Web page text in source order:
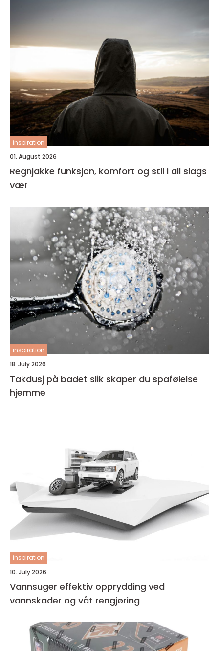
inspiration
01. August 2026
Regnjakke funksjon, komfort og stil i all slags
vær
inspiration
18. July 2026
Takdusj på badet slik skaper du spafølelse
hjemme
inspiration
10. July 2026
Vannsuger effektiv opprydding ved
vannskader og våt rengjøring